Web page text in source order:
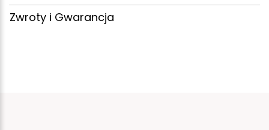
Zwroty i Gwarancja